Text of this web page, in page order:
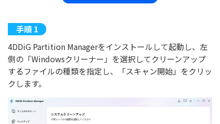
4DDiG Partition Managerをインストールして起動し、左
側の「Windowsクリーナー」を選択してクリーンアップ
するファイルの種類を指定し、「スキャン開始」をクリッ
クします。